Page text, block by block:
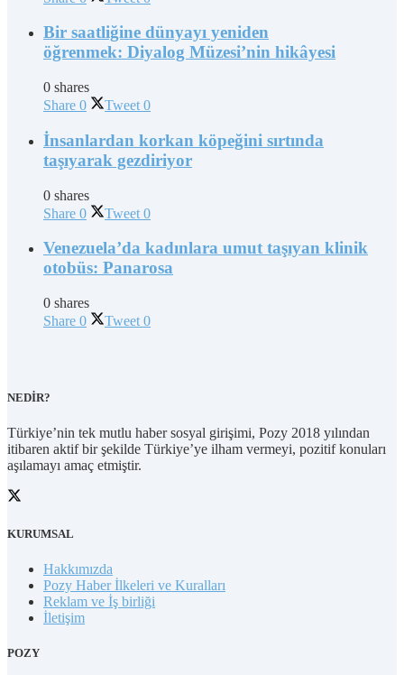
Bir saatliğine dünyayı yeniden
öğrenmek: Diyalog Müzesi’nin hikâyesi
0 shares
Share 0 Tweet 0
İnsanlardan korkan köpeğini sırtında
taşıyarak gezdiriyor
0 shares
Share 0 Tweet 0
Venezuela’da kadınlara umut taşıyan klinik
otobüs: Panarosa
0 shares
Share 0 Tweet 0
NEDİR?
Türkiye’nin tek mutlu haber sosyal girişimi, Pozy 2018 yılından
itibaren aktif bir şekilde Türkiye’ye ilham vermeyi, pozitif konuları
aşılamayı amaç etmiştir.
KURUMSAL
Hakkımızda
Pozy Haber İlkeleri ve Kuralları
Reklam ve İş birliği
İletişim
POZY